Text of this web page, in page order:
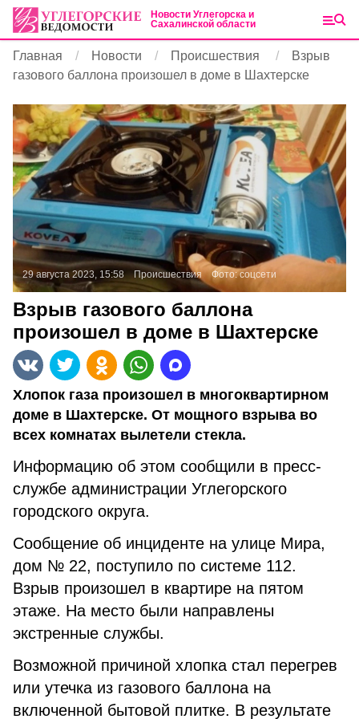
Новости Углегорска и
Сахалинской области
Главная Новости Происшествия
Взрыв
газового баллона произошел в доме в Шахтерске
29 августа 2023, 15:58 Происшествия Фото:соцсети
Взрыв газового баллона
произошел в доме в Шахтерске
Хлопок газа произошел в многоквартирном
доме в Шахтерске. От мощного взрыва во
всех комнатах вылетели стекла.
Информацию об этом сообщили в пресс-
службе администрации Углегорского
городского округа.
Сообщение об инциденте на улице Мира,
дом № 22, поступило по системе 112.
Взрыв произошел в квартире на пятом
этаже. На место были направлены
экстренные службы.
Возможной причиной хлопка стал перегрев
или утечка из газового баллона на
включенной бытовой плитке. В результате